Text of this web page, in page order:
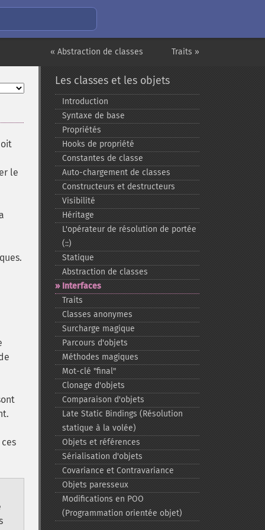
Traits »
« Abstraction de classes
le
Les classes et les objets
Introduction
Syntaxe de base
Propriétés
Hooks de propriété
Constantes de classe
Auto-​chargement de classes
Constructeurs et destructeurs
Visibilité
Héritage
L'opérateur de résolution de portée
(::)
Statique
Abstraction de classes
Interfaces
Traits
Classes anonymes
Surcharge magique
Parcours d'objets
Méthodes magiques
Mot-​clé "final"
Clonage d'objets
Comparaison d'objets
Late Static Bindings (Résolution
statique à la volée)
Objets et références
Sérialisation d'objets
Covariance et Contravariance
Objets paresseux
Modifications en POO
(Programmation orientée objet)